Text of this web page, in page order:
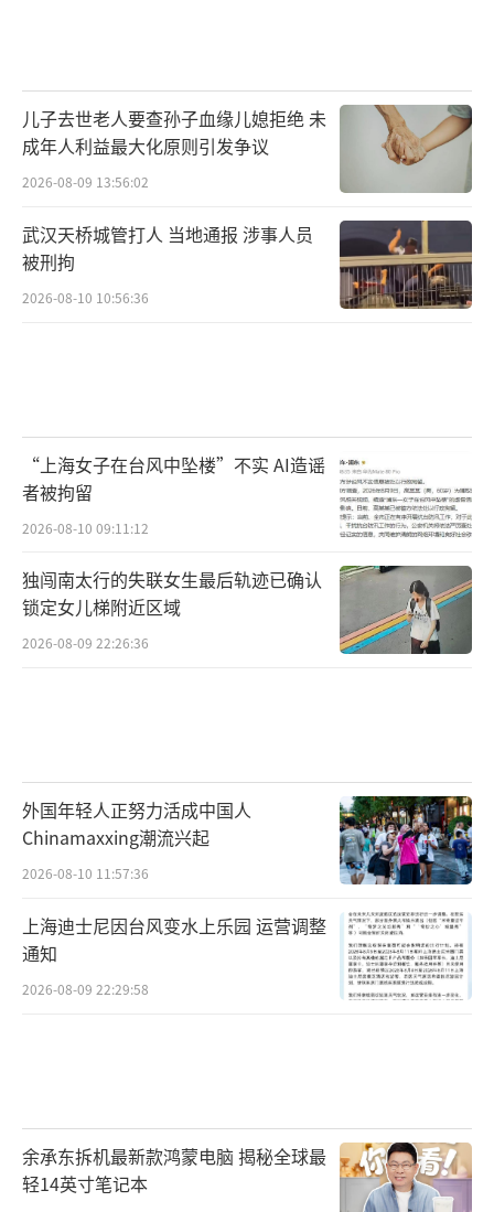
儿子去世老人要查孙子血缘儿媳拒绝 未
成年人利益最大化原则引发争议
2026-08-09 13:56:02
武汉天桥城管打人 当地通报 涉事人员
被刑拘
2026-08-10 10:56:36
“上海女子在台风中坠楼”不实 AI造谣
者被拘留
2026-08-10 09:11:12
独闯南太行的失联女生最后轨迹已确认
锁定女儿梯附近区域
2026-08-09 22:26:36
外国年轻人正努力活成中国人
Chinamaxxing潮流兴起
2026-08-10 11:57:36
上海迪士尼因台风变水上乐园 运营调整
通知
2026-08-09 22:29:58
余承东拆机最新款鸿蒙电脑 揭秘全球最
轻14英寸笔记本